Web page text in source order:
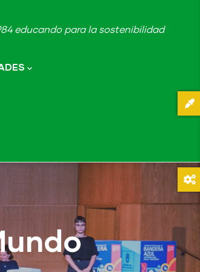
educando para la sostenibilidad